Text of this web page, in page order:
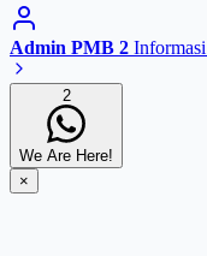
Admin PMB 2
2
We Are Here!
×